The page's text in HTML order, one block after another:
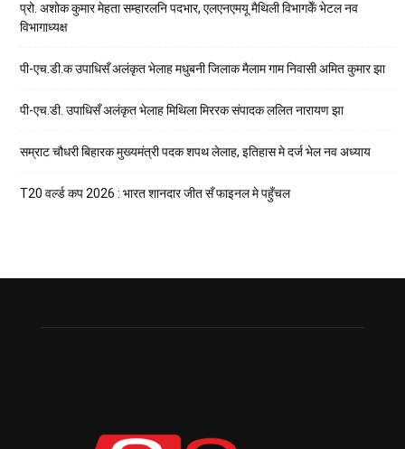
प्रो. अशोक कुमार मेहता सम्हारलनि पदभार, एलएनएमयू मैथिली विभागकेँ भेटल नव
विभागाध्यक्ष
पी-एच.डी.क उपाधिसँ अलंकृत भेलाह मधुबनी जिलाक मैलाम गाम निवासी अमित कुमार झा
पी-एच.डी. उपाधिसँ अलंकृत भेलाह मिथिला मिररक संपादक ललित नारायण झा
सम्राट चौधरी बिहारक मुख्यमंत्री पदक शपथ लेलाह, इतिहास मे दर्ज भेल नव अध्याय
T20 वर्ल्ड कप 2026 : भारत शानदार जीत सँ फाइनल मे पहुँचल